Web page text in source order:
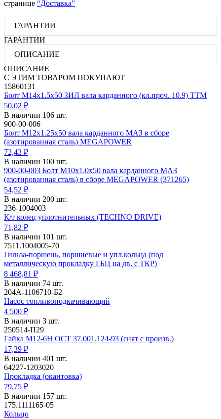
странице “Доставка”
ГАРАНТИИ
ГАРАНТИИ
ОПИСАНИЕ
ОПИСАНИЕ
С ЭТИМ ТОВАРОМ ПОКУПАЮТ
15860131
Болт М14х1.5х50 ЗИЛ вала карданного (кл.проч. 10.9) ТТМ
50,02 ₽
В наличии 106 шт.
900-00-006
Болт М12х1.25х50 вала карданного МАЗ в сборе
(азотированная сталь) MEGAPOWER
72,43 ₽
В наличии 100 шт.
900-00-003 Болт М10х1.0х50 вала карданного МАЗ
(азотированная сталь) в сборе MEGAPOWER (371265)
54,52 ₽
В наличии 200 шт.
236-1004003
К/т колец уплотнительных (TECHNO DRIVE)
71,82 ₽
В наличии 101 шт.
7511.1004005-70
Гильза-поршень, поршневые и упл.кольца (под
металлическую прокладку ГБЦ на дв. с ТКР)
8 468,81 ₽
В наличии 74 шт.
204А-1106710-Б2
Насос топливоподкачивающий
4 500 ₽
В наличии 3 шт.
250514-П29
Гайка М12-6Н ОСТ 37.001.124-93 (снят с произв.)
17,39 ₽
В наличии 401 шт.
64227-1203020
Прокладка (окантовка)
79,75 ₽
В наличии 157 шт.
175.1111165-05
Кольцо